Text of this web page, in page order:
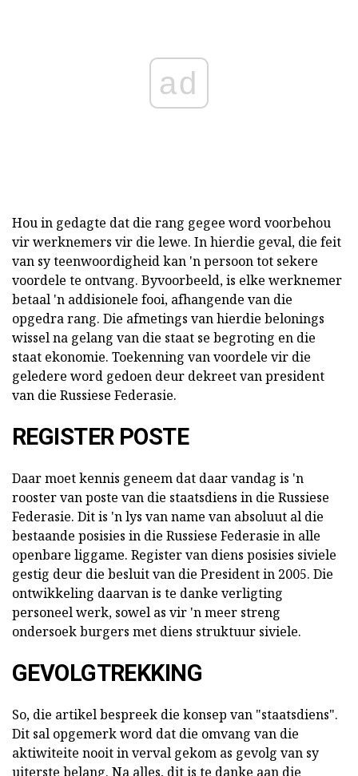
ad
Hou in gedagte dat die rang gegee word voorbehou
vir werknemers vir die lewe. In hierdie geval, die feit
van sy teenwoordigheid kan 'n persoon tot sekere
voordele te ontvang. Byvoorbeeld, is elke werknemer
betaal 'n addisionele fooi, afhangende van die
opgedra rang. Die afmetings van hierdie belonings
wissel na gelang van die staat se begroting en die
staat ekonomie. Toekenning van voordele vir die
geledere word gedoen deur dekreet van president
van die Russiese Federasie.
REGISTER POSTE
Daar moet kennis geneem dat daar vandag is 'n
rooster van poste van die staatsdiens in die Russiese
Federasie. Dit is 'n lys vanname van absoluut al die
bestaande posisies in die Russiese Federasie in alle
openbare liggame. Register van diens posisies siviele
gestig deur die besluit van die President in 2005. Die
ontwikkeling daarvan is te danke verligting
personeel werk, sowel as vir 'n meer streng
ondersoek burgers met diens struktuur siviele.
GEVOLGTREKKING
So, die artikel bespreek die konsep van "staatsdiens".
Dit sal opgemerk word dat die omvang van die
aktiwiteite nooit in verval gekom as gevolg van sy
uiterste belang. Na alles, dit is te danke aan die